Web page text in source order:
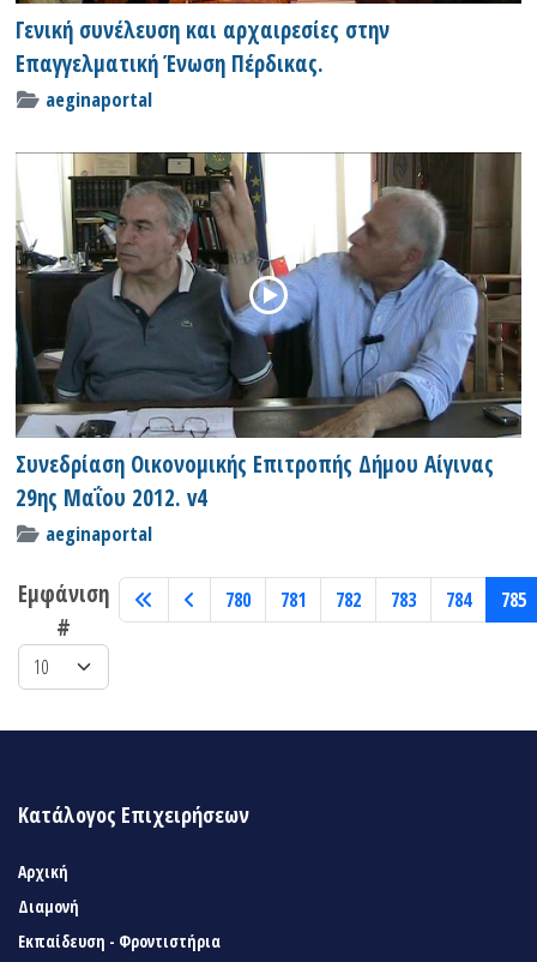
Γενική συνέλευση και αρχαιρεσίες στην
Επαγγελματική Ένωση Πέρδικας.
aeginaportal
Συνεδρίαση Οικονομικής Επιτροπής Δήμου Αίγινας
29ης Μαΐου 2012. v4
aeginaportal
Εμφάνιση
#
780 781 782 783 784 785
Κατάλογος Επιχειρήσεων
Αρχική
Διαμονή
Εκπαίδευση - Φροντιστήρια